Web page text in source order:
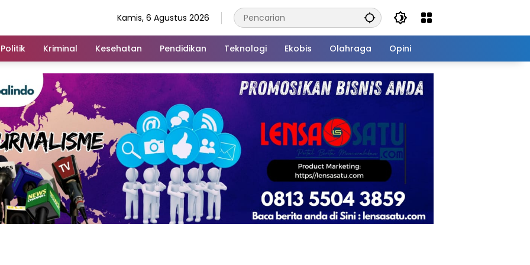
Kamis, 6 Agustus 2026
Politik Kriminal Kesehatan Pendidikan Teknologi Ekobis Olahraga Opini